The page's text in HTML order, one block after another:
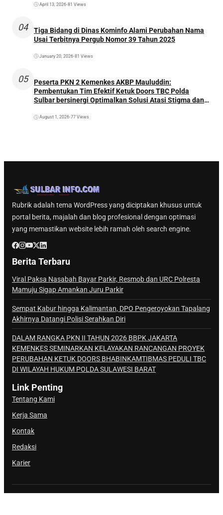
April 13, 2026•81 Views
04
Tiga Bidang di Dinas Kominfo Alami Perubahan Nama
Usai Terbitnya Pergub Nomor 39 Tahun 2025
January 20, 2026•81 Views
05
Peserta PKN 2 Kemenkes AKBP Mauluddin:
Pembentukan Tim Efektif Ketuk Doors TBC Polda
Sulbar bersinergi Optimalkan Solusi Atasi Stigma dan
August 1, 2026•77 Views
Rubrik adalah tema WordPress yang diciptakan khusus untuk
portal berita, majalah dan blog profesional dengan optimasi
yang memastikan website lebih ramah oleh search engine.
Berita Terbaru
Viral Paksa Nasabah Bayar Parkir, Resmob dan URC Polresta
Mamuju Sigap Amankan Juru Parkir
Sempat Kabur hingga Kalimantan, DPO Pengeroyokan Tapalang
Akhirnya Datangi Polisi Serahkan Diri
DALAM RANGKA PKN II TAHUN 2026 BBPK JAKARTA
KEMENKES SEMINARKAN KELAYAKAN RANCANGAN PROYEK
PERUBAHAN KETUK DOORS BHABINKAMTIBMAS PEDULI TBC
DI WILAYAH HUKUM POLDA SULAWESI BARAT
Link Penting
Tentang Kami
Kerja Sama
Kontak
Redaksi
Karier